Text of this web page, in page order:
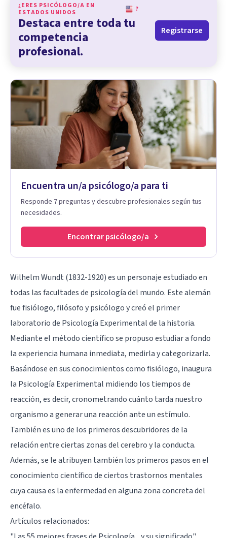
¿ERES PSICÓLOGO/A EN
ESTADOS UNIDOS
?
Destaca entre toda tu
competencia
profesional.
Registrarse
Encuentra un/a psicólogo/a para ti
Responde 7 preguntas y descubre profesionales según tus
necesidades.
Encontrar psicólogo/a
Wilhelm Wundt (1832-1920) es un personaje estudiado en
todas las facultades de psicología del mundo. Este alemán
fue fisiólogo, filósofo y psicólogo y creó el primer
laboratorio de Psicología Experimental de la historia.
Mediante el método científico se propuso estudiar a fondo
la experiencia humana inmediata, medirla y categorizarla.
Basándose en sus conocimientos como fisiólogo, inaugura
la Psicología Experimental midiendo los tiempos de
reacción, es decir, cronometrando cuánto tarda nuestro
organismo a generar una reacción ante un estímulo.
También es uno de los primeros descubridores de la
relación entre ciertas zonas del cerebroy la conducta.
Además, se le atribuyen también los primeros pasos en el
conocimiento científico de ciertos trastornos mentales
cuya causa es la enfermedad en alguna zona concreta del
encéfalo.
Artículos relacionados: